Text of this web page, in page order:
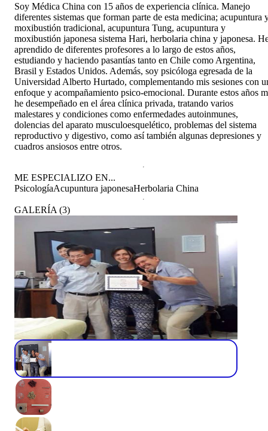
Soy Médica China con 15 años de experiencia clínica. Manejo
diferentes sistemas que forman parte de esta medicina; acupuntura
moxibustión tradicional, acupuntura Tung, acupuntura y
moxibustión japonesa sistema Hari, herbolaria china y japonesa.
aprendido de diferentes profesores a lo largo de estos años,
estudiando y haciendo pasantías tanto en Chile como Argentina,
Brasil y Estados Unidos. Además, soy psicóloga egresada de la
Universidad Alberto Hurtado, complementando mis sesiones con
enfoque y acompañamiento psico-emocional. Durante estos años
he desempeñado en el área clínica privada, tratando varios
malestares y condiciones como enfermedades autoinmunes,
dolencias del aparato musculoesquelético, problemas del sistema
reproductivo y digestivo, como así también algunas depresiones y
cuadros ansiosos entre otros.
ME ESPECIALIZO EN...
PsicologíaAcupuntura japonesaHerbolaria China
GALERÍA (3)